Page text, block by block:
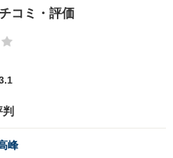
16.6km/L
└市街地:12.1km/L
コミ・評価
峰